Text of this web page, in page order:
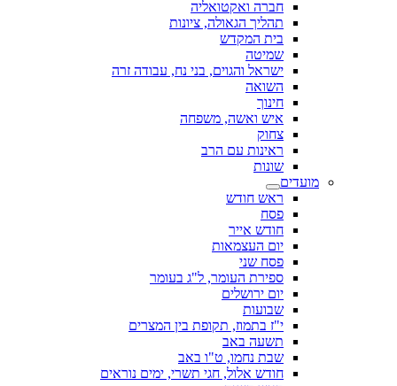
חברה ואקטואליה
תהליך הגאולה, ציונות
בית המקדש
שמיטה
ישראל והגוים, בני נח, עבודה זרה
השואה
חינוך
איש ואשה, משפחה
צחוק
ראינות עם הרב
שונות
מועדים
ראש חודש
פסח
חודש אייר
יום העצמאות
פסח שני
ספירת העומר, ל"ג בעומר
יום ירושלים
שבועות
י"ז בתמוז, תקופת בין המצרים
תשעה באב
שבת נחמו, ט"ו באב
חודש אלול, חגי תשרי, ימים נוראים